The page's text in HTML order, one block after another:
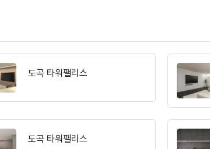
도곡 타워팰리스
도곡 타워팰리스